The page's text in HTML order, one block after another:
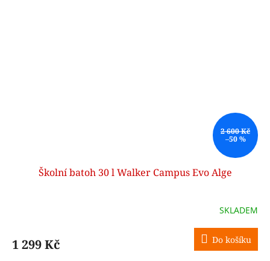
2 600 Kč
–50 %
Školní batoh 30 l Walker Campus Evo Alge
SKLADEM
1 299 Kč Do košíku